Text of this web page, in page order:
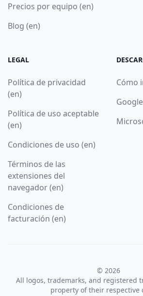
Precios por equipo (en)
Blog (en)
LEGAL
Política de privacidad
(en)
Política de uso aceptable
(en)
Condiciones de uso (en)
Términos de las
extensiones del
navegador (en)
Condiciones de
facturación (en)
Cómo
© 2026
All logos, trademarks, and registered
property of their respective